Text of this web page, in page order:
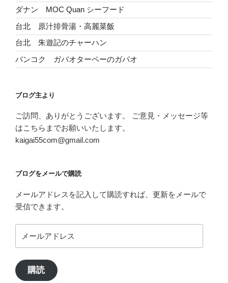
ダナン MOC Quan シーフード
台北 原汁排骨湯・高麗菜飯
台北 朱遊記のチャーハン
バンコク ガパオターペーのガパオ
ブログ主より
ご訪問、ありがとうございます。 ご意見・メッセージ等
はこちらまでお願いいたします。
kaigai55com@gmail.com
ブログをメールで購読
メールアドレスを記入して購読すれば、更新をメールで
受信できます。
ー
ア
ド
購読